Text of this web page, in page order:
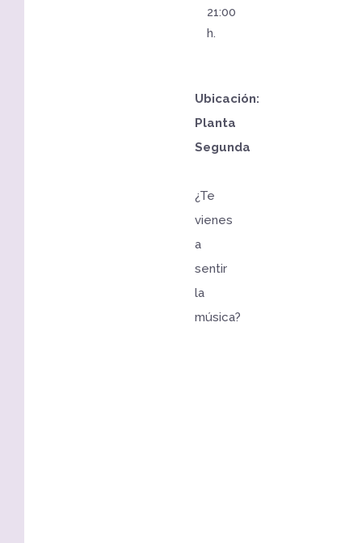
21:00
h.
Ubicación:
Planta
Segunda
¿Te
vienes
a
sentir
la
música?